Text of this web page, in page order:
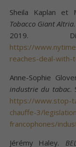
Sheila Kaplan et
Tobacco Giant Altria
2019.
https://
reaches-deal-with-
Anne-Sophie
industrie du tabac.
https://www.stop-
chauffe-3/
francophones/
Jérémy Haley.